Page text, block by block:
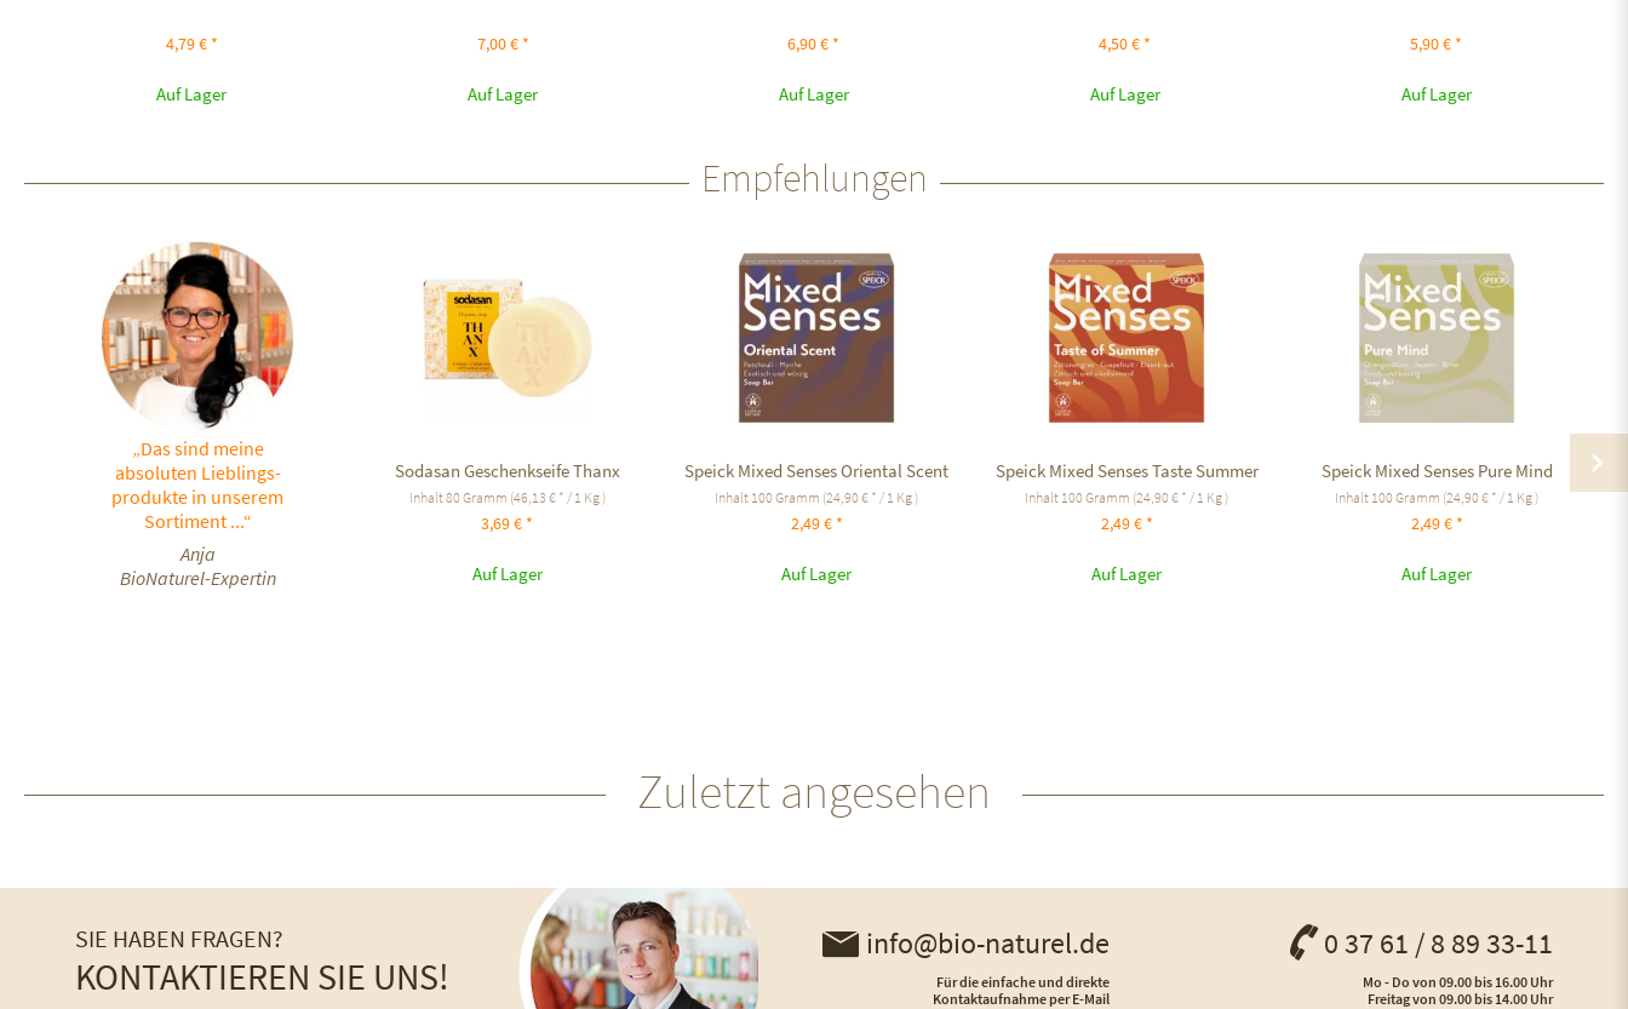
4,79 € *
Auf Lager
7,00 € *
Auf Lager
6,90 € *
Auf Lager
4,50 € *
Auf Lager
5,90 € *
Auf Lager
Empfehlungen
„Das sind meine
absoluten Lieblings-
produkte in unserem
Sortiment ...“
Anja
BioNaturel-Expertin
Sodasan Geschenkseife Thanx
Inhalt80 Gramm (46,13 € * / 1 Kg )
3,69 € *
Auf Lager
Speick Mixed Senses Oriental Scent
Inhalt 100 Gramm (24,90 € * / 1 Kg )
2,49 € *
Auf Lager
Speick Mixed Senses Taste Summer
Inhalt 100 Gramm (24,90 € * / 1 Kg )
2,49 € *
Auf Lager
Speick Mixed Senses Pure Mind
Inhalt 100 Gramm (24,90 € * / 1 Kg )
2,49 € *
Auf Lager
Zuletzt angesehen
SIE HABEN FRAGEN?
KONTAKTIEREN SIE UNS!
info@bio-naturel.de
Für die einfache und direkte
Kontaktaufnahme per E-Mail
0 37 61 / 8 89 33-11
Mo - Do von 09.00 bis 16.00 Uhr
Freitag von 09.00 bis 14.00 Uhr